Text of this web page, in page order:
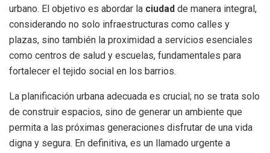
urbano. El objetivo es abordar la ciudad de manera integral,
considerando no solo infraestructuras como calles y
plazas, sino también la proximidad a servicios esenciales
como centros de salud y escuelas, fundamentales para
fortalecer el tejido social en los barrios.
La planificación urbana adecuada es crucial; no se trata solo
de construir espacios, sino de generar un ambiente que
permita a las próximas generaciones disfrutar de una vida
digna y segura. En definitiva, es un llamado urgente a